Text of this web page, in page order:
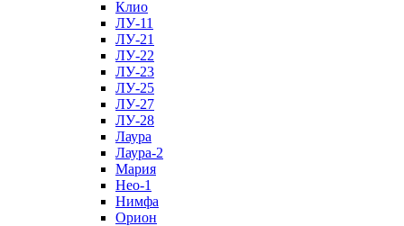
Клио
ЛУ-11
ЛУ-21
ЛУ-22
ЛУ-23
ЛУ-25
ЛУ-27
ЛУ-28
Лаура
Лаура-2
Мария
Нео-1
Нимфа
Орион